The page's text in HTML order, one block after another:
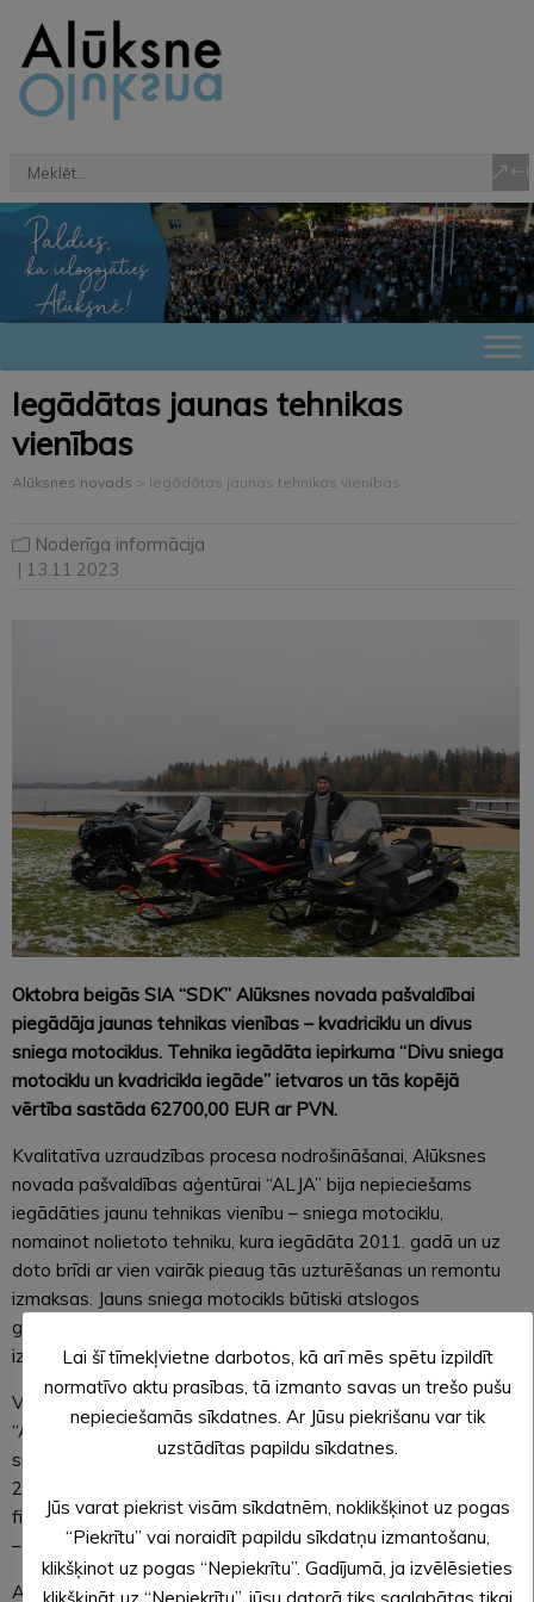
Iegādātas jaunas tehnikas
vienības
Alūksnes novads > Iegādātas jaunas tehnikas vienības
Noderīga informācija
| 13.11.2023
Oktobra beigās SIA “SDK” Alūksnes novada pašvaldībai
piegādāja jaunas tehnikas vienības – kvadriciklu un divus
sniega motociklus. Tehnika iegādāta iepirkuma “Divu sniega
motociklu un kvadricikla iegāde” ietvaros un tās kopējā
vērtība sastāda 62700,00 EUR ar PVN.
Kvalitatīva uzraudzības procesa nodrošināšanai, Alūksnes
novada pašvaldības aģentūrai “ALJA” bija nepieciešams
iegādāties jaunu tehnikas vienību – sniega motociklu,
nomainot nolietoto tehniku, kura iegādāta 2011. gadā un uz
doto brīdi ar vien vairāk pieaug tās uzturēšanas un remontu
izmaksas. Jauns sniega motocikls būtiski atslogos
gadskārtējā budžeta izdevumus un ļaus pilnā apjomā
izmantot plānoto inspektoru reidu apjomu.
Viens no sniega motocikliem iegādāts Zivju fonda projekta
“Alūksnes novada ūdenstilpju zivju resursu aizsardzībai
sniega motocikla iegāde” ietvaros un tā kopējās izmaksas ir
20900,00 EUR, no kurām 12500,00 EUR ir Zivju fonda
finansējums un Alūksnes novada pašvaldības līdzfinansējums
– 8400,00 EUR.
Ar šādu aprīkojumu aģentūras “ALJA” inspektori spēs
Lai šī tīmekļvietne darbotos, kā arī mēs spētu izpildīt
normatīvo aktu prasības, tā izmanto savas un trešo pušu
nepieciešamās sīkdatnes. Ar Jūsu piekrišanu var tik
uzstādītas papildu sīkdatnes.
Jūs varat piekrist visām sīkdatnēm, noklikšķinot uz pogas
“Piekrītu” vai noraidīt papildu sīkdatņu izmantošanu,
klikšķinot uz pogas “Nepiekrītu”. Gadījumā, ja izvēlēsieties